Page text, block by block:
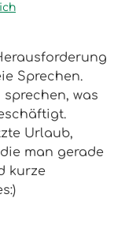
Sprechen.
was
Urlaub,
man gerade
kurze